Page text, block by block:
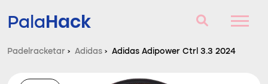
PalaHack
Padelracketar › Adidas › Adidas Adipower Ctrl 3.3 2024